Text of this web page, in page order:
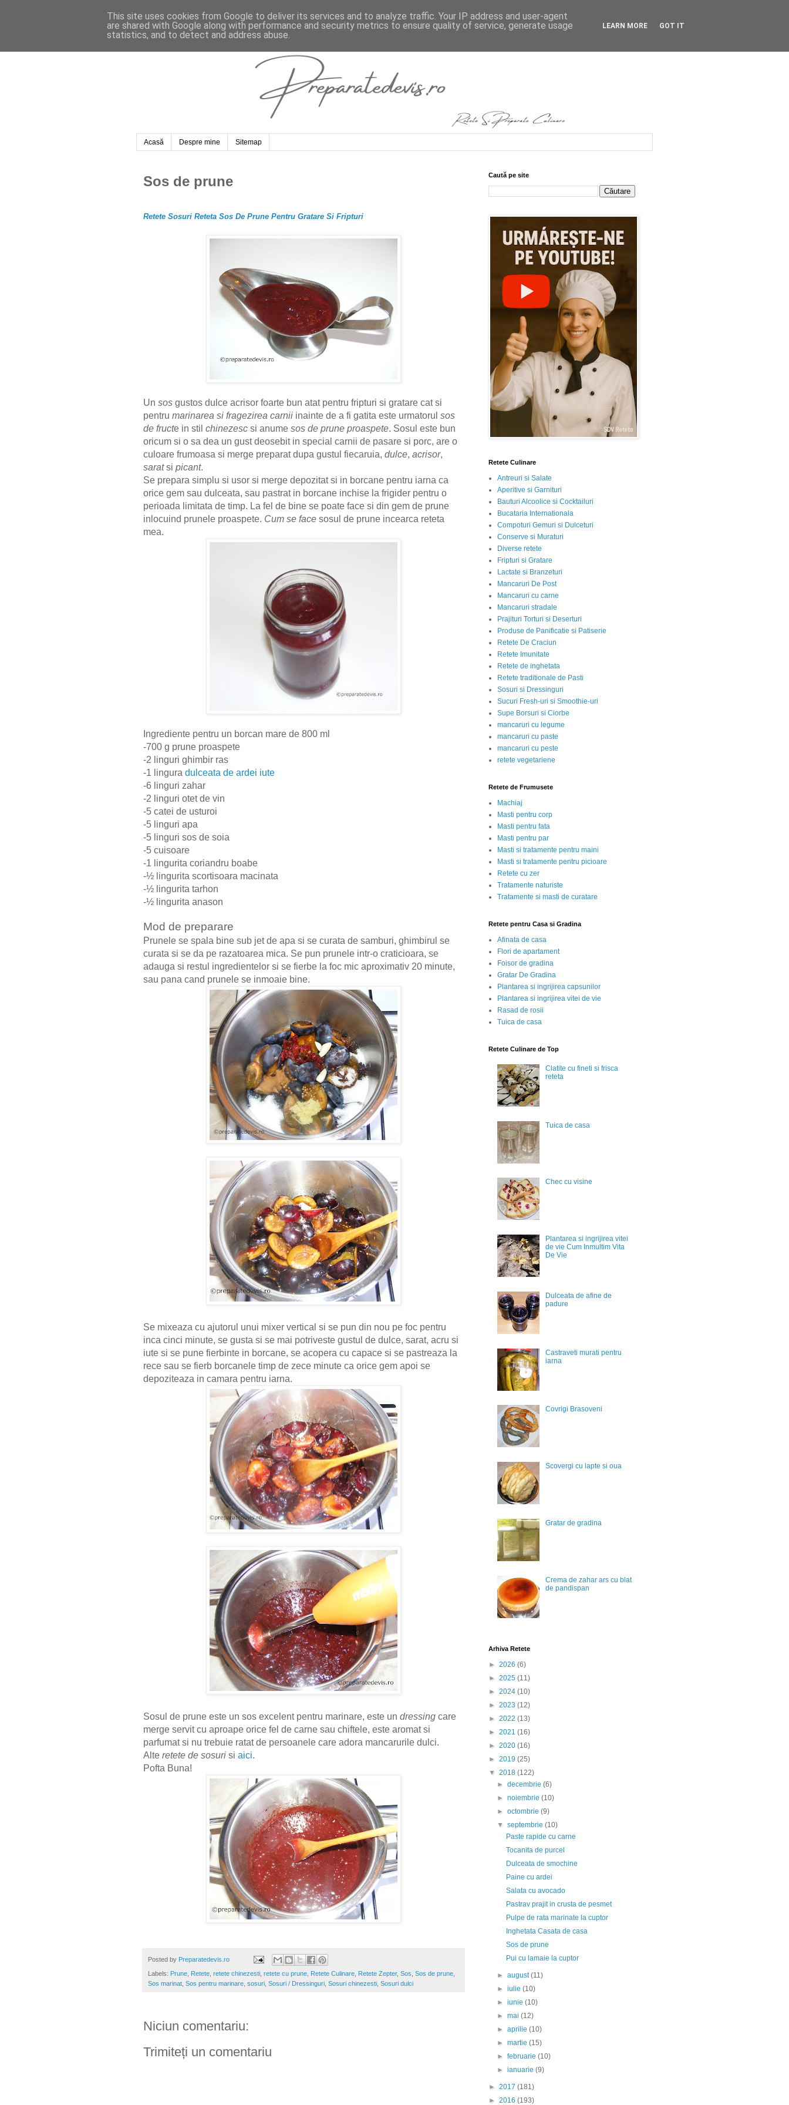
Acasă Despre mine Sitemap
Sos de prune
Retete Sosuri Reteta Sos De Prune Pentru Gratare Si Fripturi
Un sos gustos dulce acrisor foarte bun atat pentru fripturi si gratare cat si
pentru marinarea si fragezirea carnii inainte de a fi gatita este urmatorul sos
de fructe in stil chinezesc si anume sos de prune proaspete. Sosul este bun
oricum si o sa dea un gust deosebit in special carnii de pasare si porc, are o
culoare frumoasa si merge preparat dupa gustul fiecaruia, dulce, acrisor,
saratsi picant.
Se prepara simplu si usor si merge depozitat si in borcane pentru iarna ca
orice gem sau dulceata, sau pastrat in borcane inchise la frigider pentru o
perioada limitata de timp. La fel de bine se poate face si din gem de prune
inlocuind prunele proaspete. Cum se face sosul de prune incearca reteta
mea.
Ingrediente pentru un borcan mare de 800 ml
-700 g prune proaspete
-2 linguri ghimbir ras
-1 lingura dulceata de ardei iute
-6 linguri zahar
-2 linguri otet de vin
-5 catei de usturoi
-5 linguri apa
-5 linguri sos de soia
-5 cuisoare
-1 lingurita coriandru boabe
-½ lingurita scortisoara macinata
-½ lingurita tarhon
-½ lingurita anason
Mod de preparare
Prunele se spala bine sub jet de apa si se curata de samburi, ghimbirul se
curata si se da pe razatoarea mica. Se pun prunele intr-o craticioara, se
adauga si restul ingredientelor si se fierbe la foc mic aproximativ 20 minute,
sau pana cand prunele se inmoaie bine.
Se mixeaza cu ajutorul unui mixer vertical si se pun din nou pe foc pentru
inca cinci minute, se gusta si se mai potriveste gustul de dulce, sarat, acru si
iute si se pune fierbinte in borcane, se acopera cu capace si se pastreaza la
rece sau se fierb borcanele timp de zece minute ca orice gem apoi se
depoziteaza in camara pentru iarna.
Sosul de prune este un sos excelent pentru marinare, este un dressing care
merge servit cu aproape orice fel de carne sau chiftele, este aromat si
parfumat si nu trebuie ratat de persoanele care adora mancarurile dulci.
Alte retete de sosuri si aici.
Pofta Buna!
Posted by Preparatedevis.ro
Labels: Prune Retete retete chinezesti retete cu prune Retete Culinare Retete Zepter, Sos Sos de prune
Sos marinat Sos pentru marinare sosuri Sosuri / Dressinguri Sosuri chinezesti Sosuri dulci
Niciun comentariu:
Trimiteți un comentariu
Caută pe site
Retete Culinare
Antreuri si Salate
Aperitive si Garnituri
Bauturi Alcoolice si Cocktailuri
Bucataria Internationala
Compoturi Gemuri si Dulceturi
Conserve si Muraturi
Diverse retete
Fripturi si Gratare
Lactate si Branzeturi
Mancaruri De Post
Mancaruri cu carne
Mancaruri stradale
Prajituri Torturi si Deserturi
Produse de Panificatie si Patiserie
Retete De Craciun
Retete Imunitate
Retete de inghetata
Retete traditionale de Pasti
Sosuri si Dressinguri
Sucuri Fresh-uri si Smoothie-uri
Supe Borsuri si Ciorbe
mancaruri cu legume
mancaruri cu paste
mancaruri cu peste
retete vegetariene
Retete de Frumusete
Machiaj
Masti pentru corp
Masti pentru fata
Masti pentru par
Masti si tratamente pentru maini
Masti si tratamente pentru picioare
Retete cu zer
Tratamente naturiste
Tratamente si masti de curatare
Retete pentru Casa si Gradina
Afinata de casa
Flori de apartament
Foisor de gradina
Gratar De Gradina
Plantarea si ingrijirea capsunilor
Plantarea si ingrijirea vitei de vie
Rasad de rosii
Tuica de casa
Retete Culinare de Top
Clatite cu fineti si frisca
reteta
Tuica de casa
Chec cu visine
Plantarea si ingrijirea vitei
de vie Cum Inmultim Vita
De Vie
Dulceata de afine de
padure
Castraveti murati pentru
iarna
Covrigi Brasoveni
Scovergi cu lapte si oua
Gratar de gradina
Crema de zahar ars cu blat
de pandispan
Arhiva Retete
► 2026 (6)
► 2025 (11)
► 2024 (10)
► 2023 (12)
► 2022 (13)
► 2021 (16)
► 2020 (16)
► 2019 (25)
▼ 2018 (122)
►decembrie(6)
►noiembrie(10)
►octombrie(9)
▼septembrie(10)
Paste rapide cu carne
Tocanita de purcel
Dulceata de smochine
Paine cu ardei
Salata cu avocado
Pastrav prajit in crusta de pesmet
Pulpe de rata marinate la cuptor
Inghetata Casata de casa
Sos de prune
Pui cu lamaie la cuptor
►august(11)
►iulie(10)
►iunie(10)
►mai(12)
►aprilie(10)
►martie(15)
►februarie(10)
►ianuarie(9)
► 2017 (181)
► 2016 (193)
This site uses cookies from Google to deliver its services and to analyze traffic. Your IP address and user-agent
are shared with Google along with performance and security metrics to ensure quality of service, generate usage
statistics, and to detect and address abuse.
LEARN MORE GOT IT